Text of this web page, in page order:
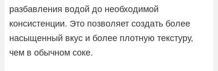
разбавления водой до необходимой
консистенции. Это позволяет создать более
насыщенный вкус и более плотную текстуру,
чем в обычном соке.